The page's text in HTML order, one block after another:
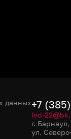
данных+7
led-
г.
ул.